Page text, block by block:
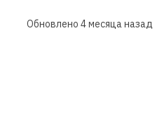
Обновлено 4 месяца назад